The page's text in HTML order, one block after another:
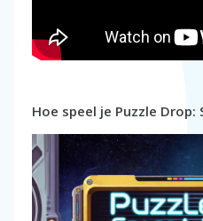
Hoe speel je Puzzle Drop: